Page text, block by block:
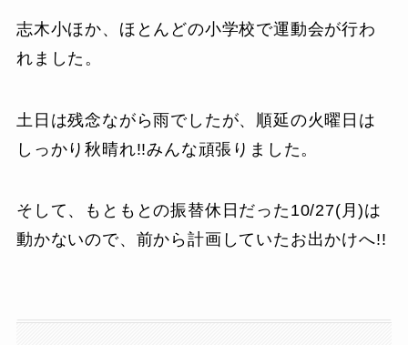
志木小ほか、ほとんどの小学校で運動会が行わ
れました。
土日は残念ながら雨でしたが、順延の火曜日は
しっかり秋晴れ!!みんな頑張りました。
そして、もともとの振替休日だった10/27(月)は
動かないので、前から計画していたお出かけへ!!